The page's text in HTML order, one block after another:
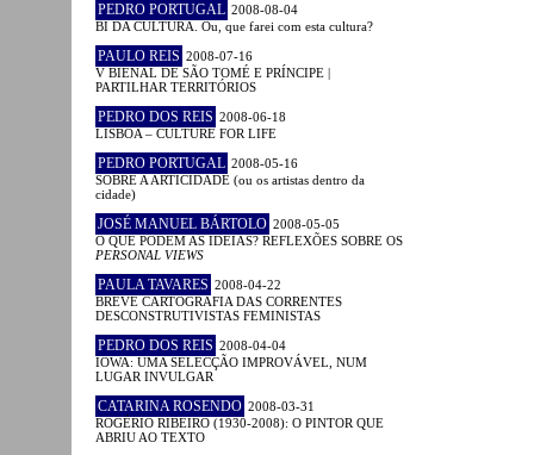
PEDRO PORTUGAL 2008-08-04
BI DA CULTURA. Ou, que farei com esta cultura?
PAULO REIS 2008-07-16
V BIENAL DE SÃO TOMÉ E PRÍNCIPE |
PARTILHAR TERRITÓRIOS
PEDRO DOS REIS 2008-06-18
LISBOA – CULTURE FOR LIFE
PEDRO PORTUGAL 2008-05-16
SOBRE A ARTICIDADE (ou os artistas dentro da
cidade)
JOSÉ MANUEL BÁRTOLO 2008-05-05
O QUE PODEM AS IDEIAS? REFLEXÕES SOBRE OS
PERSONAL VIEWS
PAULA TAVARES 2008-04-22
BREVE CARTOGRAFIA DAS CORRENTES
DESCONSTRUTIVISTAS FEMINISTAS
PEDRO DOS REIS 2008-04-04
IOWA: UMA SELECÇÃO IMPROVÁVEL, NUM
LUGAR INVULGAR
CATARINA ROSENDO 2008-03-31
ROGÉRIO RIBEIRO (1930-2008): O PINTOR QUE
ABRIU AO TEXTO